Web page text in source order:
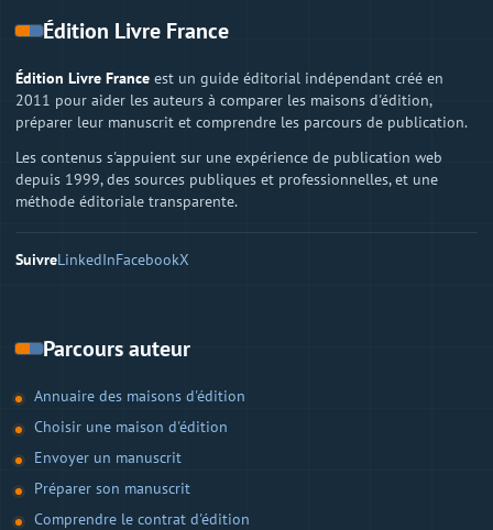
Édition Livre France
Édition Livre France est un guide éditorial indépendant créé en
2011 pour aider les auteurs à comparer les maisons d'édition,
préparer leur manuscrit et comprendre les parcours de publication.
Les contenus s'appuient sur une expérience de publication web
depuis 1999, des sources publiques et professionnelles, et une
méthode éditoriale transparente.
SuivreLinkedInFacebookX
Parcours auteur
Annuaire des maisons d'édition
Choisir une maison d'édition
Envoyer un manuscrit
Préparer son manuscrit
Comprendre le contrat d'édition